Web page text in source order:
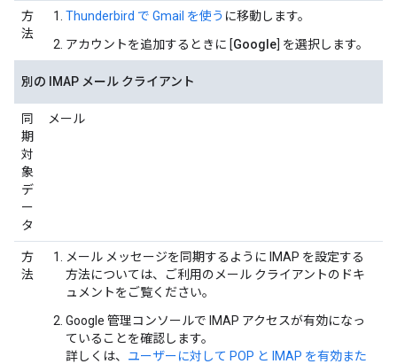
方
法
Thunderbird で Gmail を使う に移動します。
アカウントを追加するときに [Google] を選択します。
別の IMAP メール クライアント
同
期
対
象
デ
ー
タ
メール
方
法
メール メッセージを同期するように IMAP を設定する
方法については、ご利用のメール クライアントのドキ
ュメントをご覧ください。
Google 管理コンソールで IMAP アクセスが有効になっ
ていることを確認します。
詳しくは、 ユーザーに対して POP と IMAP を有効また